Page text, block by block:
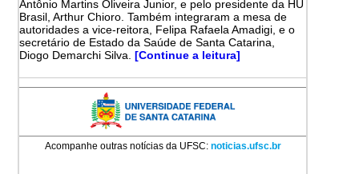
Antônio Martins Oliveira Junior, e pelo presidente da HU
Brasil, Arthur Chioro. Também integraram a mesa de
autoridades a vice-reitora, Felipa Rafaela Amadigi, e o
secretário de Estado da Saúde de Santa Catarina,
Diogo Demarchi Silva. [Continue a leitura]
Acompanhe outras notícias da UFSC:noticias.ufsc.br